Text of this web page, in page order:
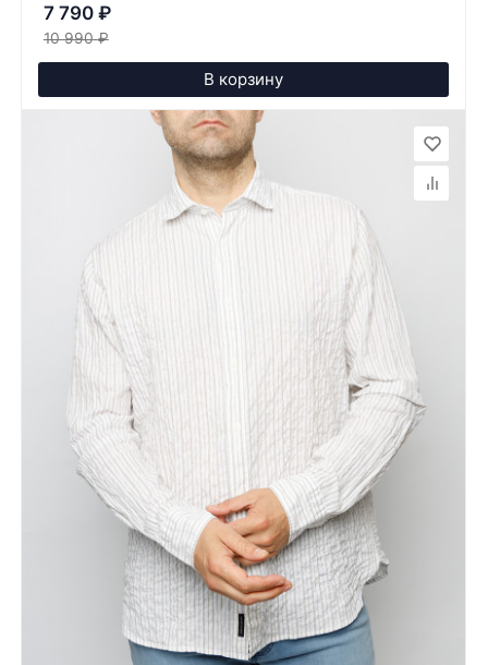
7 790 ₽
10 990 ₽
В корзину